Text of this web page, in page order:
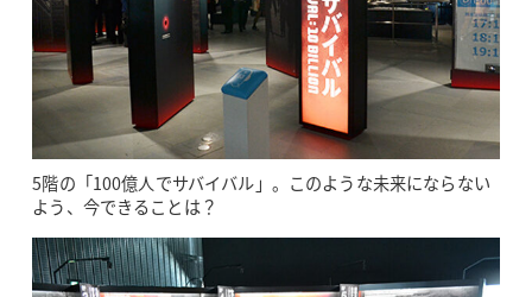
5階の「100億人でサバイバル」。このような未来にならない
よう、今できることは？